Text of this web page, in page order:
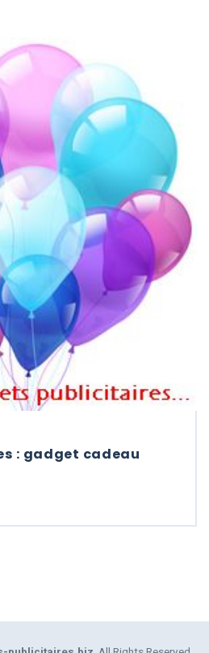
: gadget cadeau
GOODIES : GADGET CADEAU